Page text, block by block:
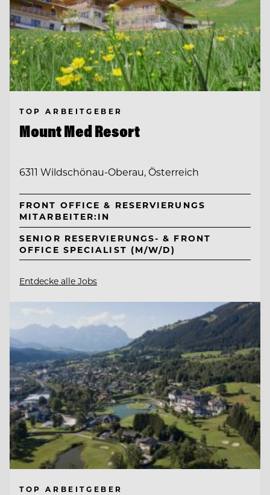
TOP ARBEITGEBER
Mount Med Resort
6311 Wildschönau-Oberau, Österreich
FRONT OFFICE & RESERVIERUNGS
MITARBEITER:IN
SENIOR RESERVIERUNGS- & FRONT
OFFICE SPECIALIST (M/W/D)
Entdecke alle Jobs
TOP ARBEITGEBER